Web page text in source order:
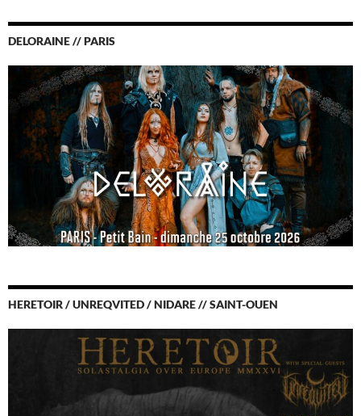
DELORAINE // PARIS
HERETOIR / UNREQVITED / NIDARE // SAINT-OUEN